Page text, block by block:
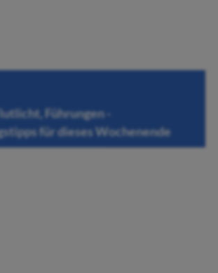
Führungen -
für dieses Wochenende